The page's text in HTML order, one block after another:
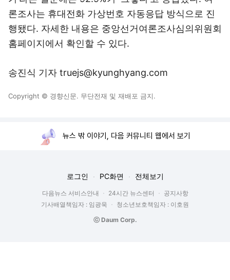
론조사는 휴대전화 가상번호 자동응답 방식으로 진
행됐다. 자세한 내용은 중앙선거여론조사심의위원회
홈페이지에서 확인할 수 있다.
송진식 기자 truejs@kyunghyang.com
Copyright © 경향신문. 무단전재 및 재배포 금지.
뉴스 밖 이야기, 다음 커뮤니티 웹에서 보기
로그인 PC화면 전체보기
다음뉴스 서비스안내 24시간 뉴스센터
공지사항
기사배열책임자 : 임광욱
청소년보호책임자 : 이호원
ⓒ Daum Corp.